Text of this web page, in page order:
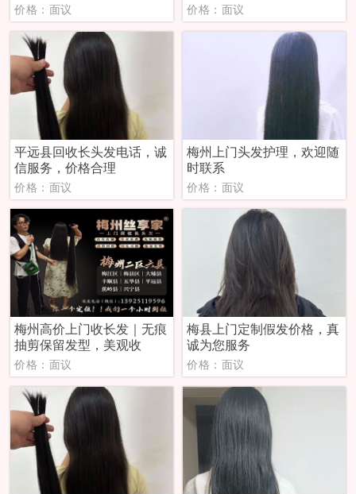
价格：面议 价格：面议
平远县回收长头发电话，诚
信服务，价格合理
价格：面议
梅州上门头发护理，欢迎随
时联系
价格：面议
梅州高价上门收长发｜无痕
抽剪保留发型，美观收
价格：面议
梅县上门定制假发价格，真
诚为您服务
价格：面议